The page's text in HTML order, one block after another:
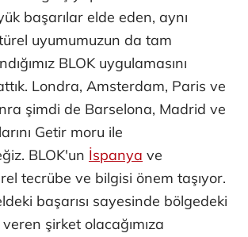
başarılar elde eden, aynı
uyumumuzun da tam
BLOK uygulamasını
Londra, Amsterdam, Paris ve
şimdi de Barselona, Madrid ve
Getir moru ile
BLOK'un İspanya ve
tecrübe ve bilgisi önem taşıyor.
başarısı sayesinde bölgedeki
şirket olacağımıza